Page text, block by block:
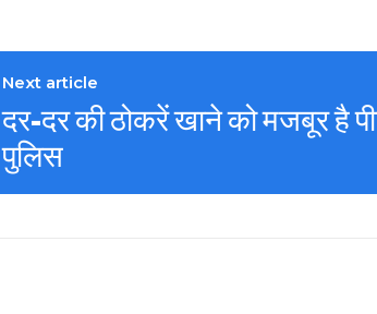
Next article
दर-दर की ठोकरें खाने को मजबूर है
पुलिस